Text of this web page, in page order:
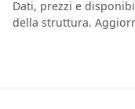
Dati, prezzi e
della struttura.